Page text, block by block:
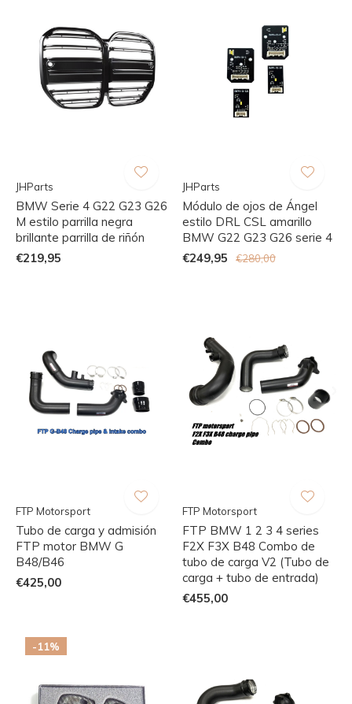
JHParts
BMW Serie 4 G22 G23 G26
M estilo parrilla negra
brillante parrilla de riñón
€219,95
JHParts
Módulo de ojos de Ángel
estilo DRL CSL amarillo
BMW G22 G23 G26 serie 4
€249,95
€280,00
FTP Motorsport
Tubo de carga y admisión
FTP motor BMW G
B48/B46
€425,00
FTP Motorsport
FTP BMW 1 2 3 4 series
F2X F3X B48 Combo de
tubo de carga V2 (Tubo de
carga + tubo de entrada)
€455,00
-11%